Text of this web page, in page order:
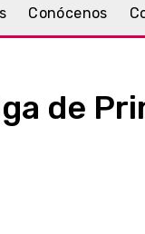
Conócenos
de